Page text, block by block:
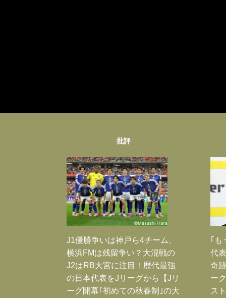
批評
J1優勝争いは神戸ら4チーム、
横浜FMは残留争い？大混戦の
J2はRB大宮に注目！歴代最強
の日本代表をJリーグから【Jリ
ーグ開幕｢初めての秋春制｣の大
｢も
代
奇
ー
ス